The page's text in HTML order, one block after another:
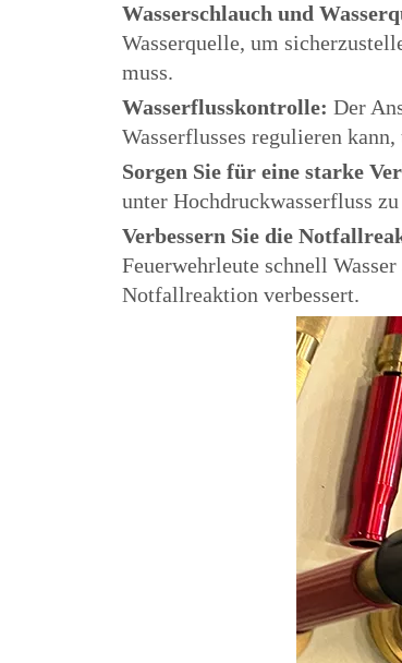
Wasserschlauch und
Wasserquelle, um
muss.
Wasserflusskontrolle: Der
Wasserflusses regulieren
Sorgen Sie für eine starke
unter Hochdruckwasserfluss
Verbessern Sie die
Feuerwehrleute schnell
Notfallreaktion verbessert.